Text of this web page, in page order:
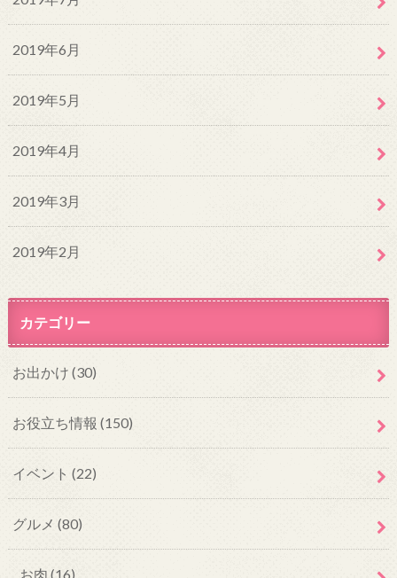
2019年6月
2019年5月
2019年4月
2019年3月
2019年2月
カテゴリー
お出かけ (30)
お役立ち情報 (150)
イベント (22)
グルメ (80)
お肉 (16)